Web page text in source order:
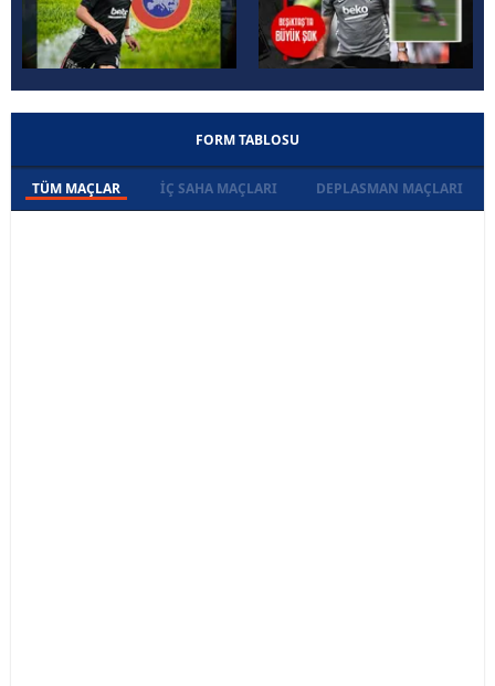
FORM TABLOSU
TÜM MAÇLAR İÇ SAHA MAÇLARI DEPLASMAN MAÇLARI